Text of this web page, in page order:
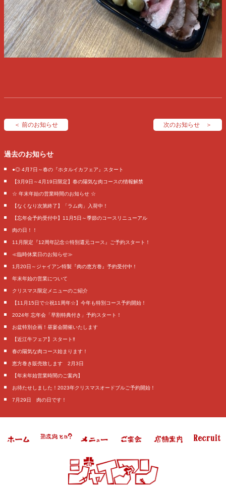
＜ 前のお知らせ 次のお知らせ ＞
過去のお知らせ
●◎ 4月7日～春の『ホタルイカフェア』スタート
【3月9日～4月19日限定】春の陽気な肉コースの情報解禁
☆ 年末年始の営業時間のお知らせ ☆
【なくなり次第終了】「ラム肉」入荷中！
【忘年会予約受付中】11月5日～季節のコースリニューアル
肉の日！！
11月限定『12周年記念☆特別還元コース』ご予約スタート！
≪臨時休業日のお知らせ≫
1月20日～ジャイアン特製『肉の恵方巻』予約受付中！
年末年始の営業について
クリスマス限定メニューのご紹介
【11月15日で☆祝11周年☆】今年も特別コース予約開始！
2024年 忘年会「早割特典付き」予約スタート！
お盆特別企画！昼宴会開催いたします
【近江牛フェア】スタート‼️
春の陽気な肉コース始まります！
恵方巻き販売致します 2月3日
【年末年始営業時間のご案内】
お待たせしました！2023年クリスマスオードブルご予約開始！
7月29日 肉の日です！